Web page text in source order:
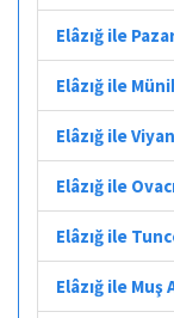
Elâzığ ile
Elâzığ ile
Elâzığ ile
Elâzığ ile
Elâzığ ile
Elâzığ ile